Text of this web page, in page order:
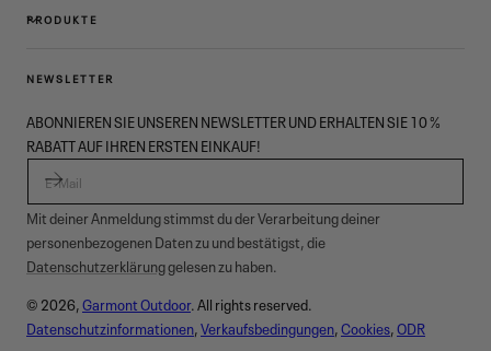
PRODUKTE
NEWSLETTER
ABONNIEREN SIE UNSEREN NEWSLETTER UND ERHALTEN SIE 10 %
RABATT AUF IHREN ERSTEN EINKAUF!
Mit deiner Anmeldung stimmst du der Verarbeitung deiner
personenbezogenen Daten zu und bestätigst, die
Datenschutzerklärunggelesen zu haben.
© 2026,Garmont Outdoor. All rights reserved.
Datenschutzinformationen,Verkaufsbedingungen,Cookies,ODR